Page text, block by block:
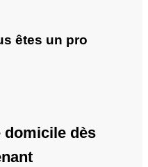
êtes un pro
domicile dès